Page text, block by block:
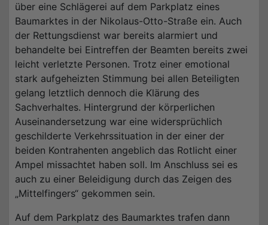
über eine Schlägerei auf dem Parkplatz eines
Baumarktes in der Nikolaus-Otto-Straße ein. Auch
der Rettungsdienst war bereits alarmiert und
behandelte bei Eintreffen der Beamten bereits zwei
leicht verletzte Personen. Trotz einer emotional
stark aufgeheizten Stimmung bei allen Beteiligten
gelang letztlich dennoch die Klärung des
Sachverhaltes. Hintergrund der körperlichen
Auseinandersetzung war eine widersprüchlich
geschilderte Verkehrssituation in der einer der
beiden Kontrahenten angeblich das Rotlicht einer
Ampel missachtet haben soll. Im Anschluss sei es
auch zu einer Beleidigung durch das Zeigen des
„Mittelfingers“ gekommen sein.
Auf dem Parkplatz des Baumarktes trafen dann